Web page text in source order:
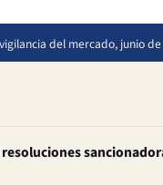
del mercado, junio